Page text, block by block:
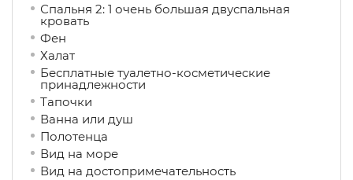
Спальня 2: 1 очень большая двуспальная
кровать
Фен
Халат
Бесплатные туалетно-косметические
принадлежности
Тапочки
Ванна или душ
Полотенца
Вид на море
Вид на достопримечательность